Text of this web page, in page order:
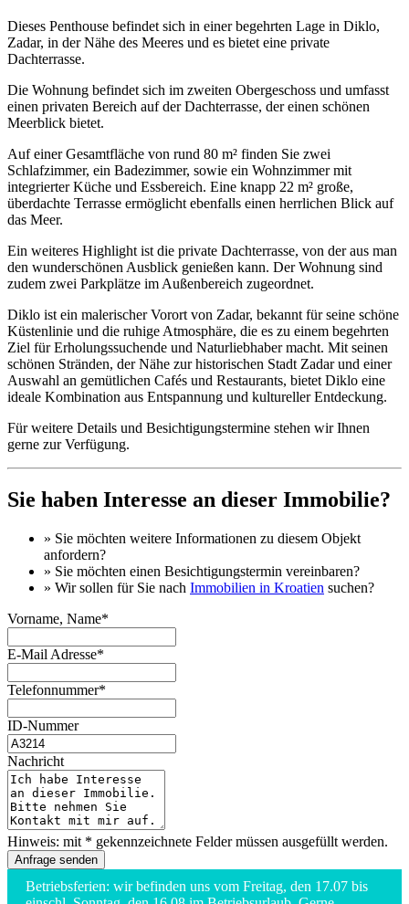
Dieses Penthouse befindet sich in einer begehrten Lage in Diklo,
Zadar, in der Nähe des Meeres und es bietet eine private
Dachterrasse.
Die Wohnung befindet sich im zweiten Obergeschoss und umfasst
einen privaten Bereich auf der Dachterrasse, der einen schönen
Meerblick bietet.
Auf einer Gesamtfläche von rund 80 m² finden Sie zwei
Schlafzimmer, ein Badezimmer, sowie ein Wohnzimmer mit
integrierter Küche und Essbereich. Eine knapp 22 m² große,
überdachte Terrasse ermöglicht ebenfalls einen herrlichen Blick auf
das Meer.
Ein weiteres Highlight ist die private Dachterrasse, von der aus man
den wunderschönen Ausblick genießen kann. Der Wohnung sind
zudem zwei Parkplätze im Außenbereich zugeordnet.
Diklo ist ein malerischer Vorort von Zadar, bekannt für seine schöne
Küstenlinie und die ruhige Atmosphäre, die es zu einem begehrten
Ziel für Erholungssuchende und Naturliebhaber macht. Mit seinen
schönen Stränden, der Nähe zur historischen Stadt Zadar und einer
Auswahl an gemütlichen Cafés und Restaurants, bietet Diklo eine
ideale Kombination aus Entspannung und kultureller Entdeckung.
Für weitere Details und Besichtigungstermine stehen wir Ihnen
gerne zur Verfügung.
Sie haben Interesse an dieser Immobilie?
» Sie möchten weitere Informationen zu diesem Objekt
anfordern?
» Sie möchten einen Besichtigungstermin vereinbaren?
» Wir sollen für Sie nach Immobilien in Kroatien suchen?
Vorname, Name*
E-Mail Adresse*
Telefonnummer*
ID-Nummer
Nachricht
Hinweis: mit * gekennzeichnete Felder müssen ausgefüllt werden.
Betriebsferien: wir befinden uns vom Freitag, den 17.07 bis